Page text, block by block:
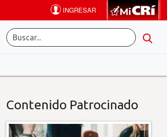
Contenido Patrocinado